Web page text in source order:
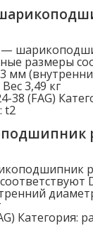
—
размеры
мм
3,49 кг
38 (FAG)
t2
Категория: